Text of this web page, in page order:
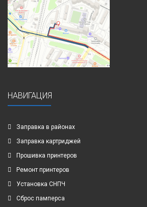
НАВИГАЦИЯ
Заправка в районах
Заправка картриджей
Прошивка принтеров
Ремонт принтеров
Установка СНПЧ
Сброс памперса